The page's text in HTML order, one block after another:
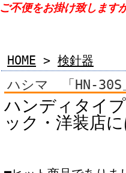
ご不便をお掛け致します
HOME > 検針器
ハシマ 「HN-
ハンディタイ
ック・洋装店